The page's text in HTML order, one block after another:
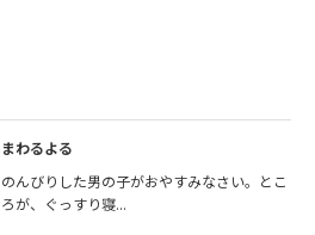
まわるよる
のんびりした男の子がおやすみなさい。とこ
ろが、ぐっすり寝...